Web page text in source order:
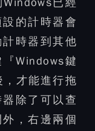
的計時器會
時器到其他
Windows鍵
才能進行拖
除了可以查
，右邊兩個